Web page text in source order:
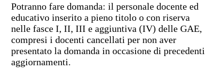
Potranno fare domanda: il personale docente ed
educativo inserito a pieno titolo o con riserva
nelle fasce I, II, III e aggiuntiva (IV) delle GAE,
compresi i docenti cancellati per non aver
presentato la domanda in occasione di precedenti
aggiornamenti.